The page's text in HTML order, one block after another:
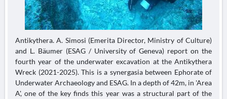
Antikythera. A. Simosi (Emerita Director, Ministry of Culture)
and L. Bäumer (ESAG / University of Geneva) report on the
fourth year of the underwater excavation at the Antikythera
Wreck (2021-2025). This is a synergasia between Ephorate of
Underwater Archaeology and ESAG. In a depth of 42m, in 'Area
A', one of the key finds this year was a structural part of the